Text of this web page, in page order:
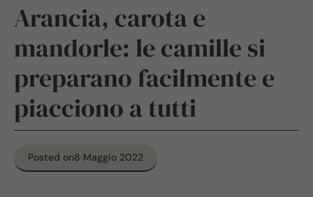
Arancia, carota e
mandorle: le camille si
preparano facilmente e
piacciono a tutti
Posted on8 Maggio 2022